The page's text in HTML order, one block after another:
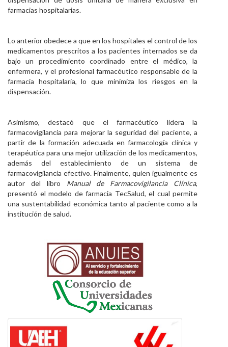
farmacias hospitalarias.
Lo anterior obedece a que en los hospitales el control de los
medicamentos prescritos a los pacientes internados se da
bajo un procedimiento coordinado entre el médico, la
enfermera, y el profesional farmacéutico responsable de la
farmacia hospitalaria, lo que minimiza los riesgos en la
dispensación.
Asimismo, destacó que el farmacéutico lidera la
farmacovigilancia para mejorar la seguridad del paciente, a
partir de la formación adecuada en farmacología clínica y
terapéutica para una mejor utilización de los medicamentos,
además del establecimiento de un sistema de
farmacovigilancia efectivo. Finalmente, quien igualmente es
autor del libro Manual de Farmacovigilancia Clínica,
presentó el modelo de farmacia TecSalud, el cual permite
una sustentabilidad económica tanto al paciente como a la
institución de salud.